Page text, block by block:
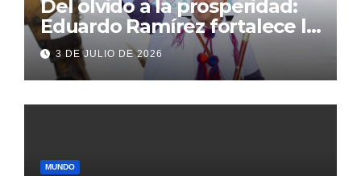
Del olvido a la prosperidad:
Eduardo Ramírez fortalece la
transformación de Aldama
con inversión histórica
3 DE JULIO DE 2026
MUNDO